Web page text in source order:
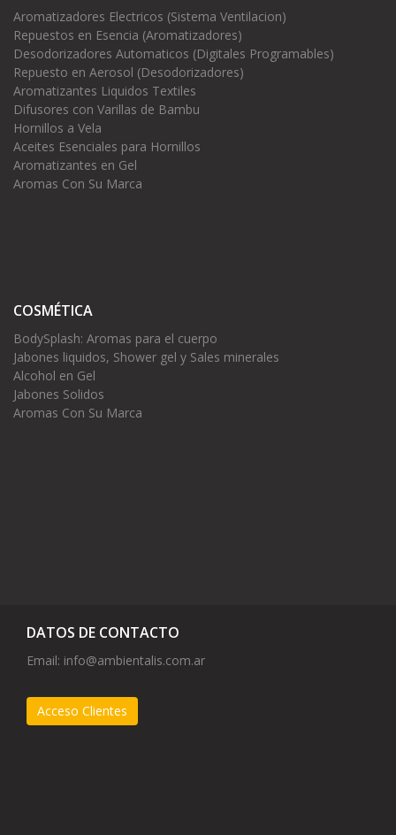
Aromatizadores Electricos (Sistema Ventilacion)
Repuestos en Esencia (Aromatizadores)
Desodorizadores Automaticos (Digitales Programables)
Repuesto en Aerosol (Desodorizadores)
Aromatizantes Liquidos Textiles
Difusores con Varillas de Bambu
Hornillos a Vela
Aceites Esenciales para Hornillos
Aromatizantes en Gel
Aromas Con Su Marca
COSMÉTICA
BodySplash: Aromas para el cuerpo
Jabones liquidos, Shower gel y Sales minerales
Alcohol en Gel
Jabones Solidos
Aromas Con Su Marca
DATOS DE CONTACTO
Email: info@ambientalis.com.ar
Acceso Clientes